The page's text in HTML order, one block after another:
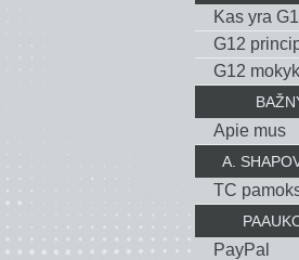
Kas yra
G12
G12
Apie mus
A.
TC
PayPal